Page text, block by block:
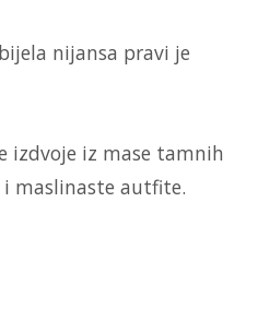
nijansa pravi je
izdvoje iz mase tamnih
i maslinaste autfite.